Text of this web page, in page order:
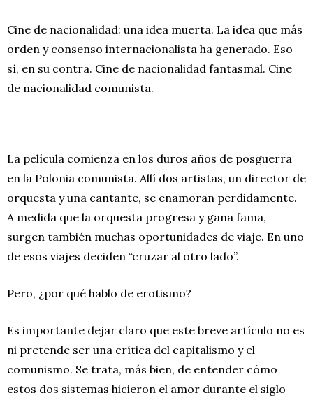
Cine de nacionalidad: una idea muerta. La idea que más
orden y consenso internacionalista ha generado. Eso
sí, en su contra. Cine de nacionalidad fantasmal. Cine
de nacionalidad comunista.
La película comienza en los duros años de posguerra
en la Polonia comunista. Allí dos artistas, un director de
orquesta y una cantante, se enamoran perdidamente.
A medida que la orquesta progresa y gana fama,
surgen también muchas oportunidades de viaje. En uno
de esos viajes deciden “cruzar al otro lado”.
Pero, ¿por qué hablo de erotismo?
Es importante dejar claro que este breve artículo no es
ni pretende ser una crítica del capitalismo y el
comunismo. Se trata, más bien, de entender cómo
estos dos sistemas hicieron el amor durante el siglo